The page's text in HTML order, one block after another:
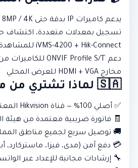
يدعم كاميرات IP بدقة حتى 8MP / 4K لكل قناة
تسجيل بمعدلات متعددة، اكتشاف
iVMS-4200 + Hik-Connect للمشاهدة عن بُعد P2P
دعم ONVIF Profile S/T للكاميرات من علامات أخرى
مخارج HDMI + VGA للعرض المحلي
🇸🇦 لماذا تشتري من متجر إبتكار؟
✅ أصلي 100% — قناة Hikvision المعتمدة
🧾 فاتورة ضريبية معتمدة من هيئة
🚚 توصيل سريع لجميع مناطق
💳 دفع آمن (مدى، فيزا، ماستركارد،
🔧 إرشادات مجانية للإعداد عبر الواتساب: 054-